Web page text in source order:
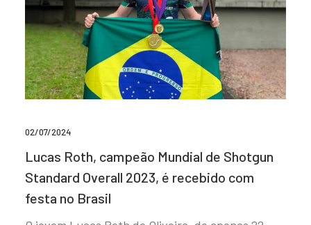
02/07/2024
Lucas Roth, campeão Mundial de Shotgun
Standard Overall 2023, é recebido com
festa no Brasil